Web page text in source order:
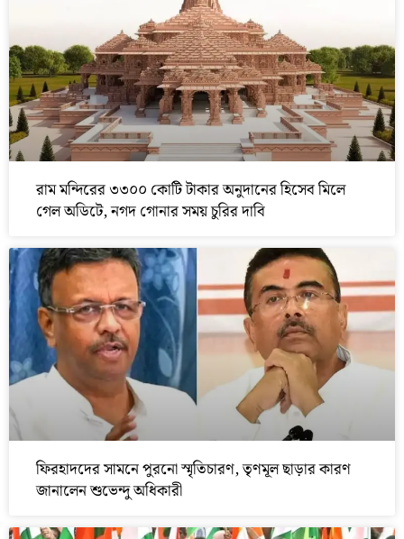
রাম মন্দিরের ৩৩০০ কোটি টাকার অনুদানের হিসেব মিলে
গেল অডিটে, নগদ গোনার সময় চুরির দাবি
ফিরহাদদের সামনে পুরনো স্মৃতিচারণ, তৃণমূল ছাড়ার কারণ
জানালেন শুভেন্দু অধিকারী